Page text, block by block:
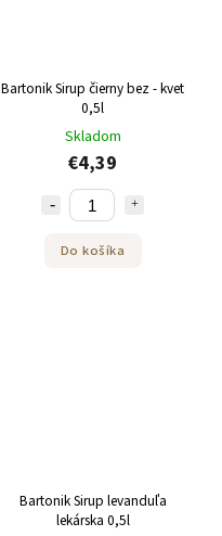
Bartonik Sirup čierny bez - kvet
0,5l
Skladom
€4,39
Do košíka
Bartonik Sirup levanduľa
lekárska 0,5l